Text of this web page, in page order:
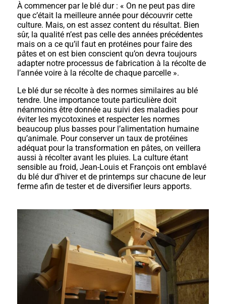
À commencer par le blé dur : « On ne peut pas dire
que c’était la meilleure année pour découvrir cette
culture. Mais, on est assez content du résultat. Bien
sûr, la qualité n’est pas celle des années précédentes
mais on a ce qu’il faut en protéines pour faire des
pâtes et on est bien conscient qu’on devra toujours
adapter notre processus de fabrication à la récolte de
l’année voire à la récolte de chaque parcelle ».
Le blé dur se récolte à des normes similaires au blé
tendre. Une importance toute particulière doit
néanmoins être donnée au suivi des maladies pour
éviter les mycotoxines et respecter les normes
beaucoup plus basses pour l’alimentation humaine
qu’animale. Pour conserver un taux de protéines
adéquat pour la transformation en pâtes, on veillera
aussi à récolter avant les pluies. La culture étant
sensible au froid, Jean-Louis et François ont emblavé
du blé dur d’hiver et de printemps sur chacune de leur
ferme afin de tester et de diversifier leurs apports.